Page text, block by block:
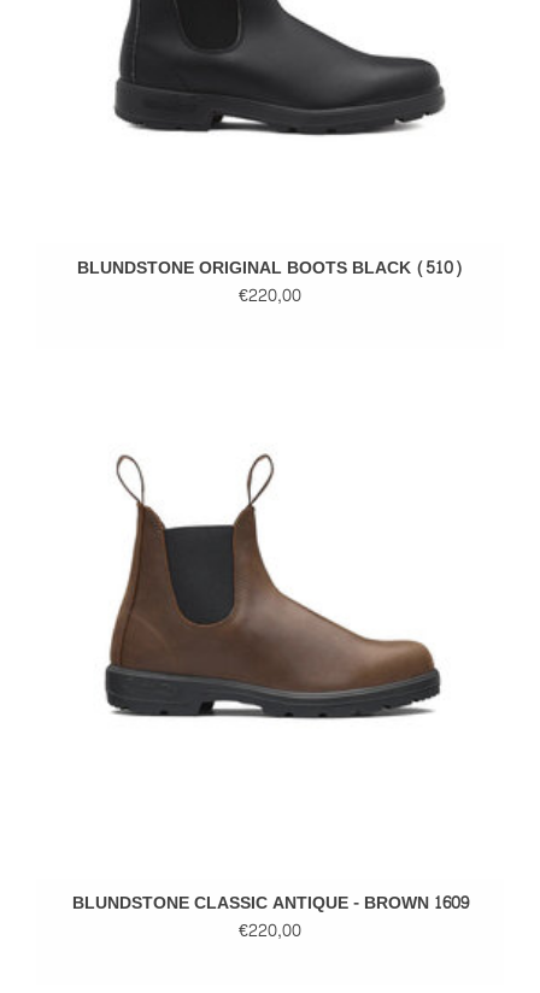
BLUNDSTONE ORIGINAL BOOTS BLACK (510)
€220,00
BLUNDSTONE CLASSIC ANTIQUE - BROWN 1609
€220,00